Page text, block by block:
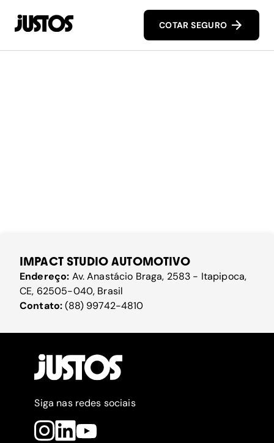
COTAR SEGURO
IMPACT STUDIO AUTOMOTIVO
Endereço: Av. Anastácio Braga, 2583 - Itapipoca,
CE, 62505-040, Brasil
Contato:(88) 99742-4810
Siga nas redes sociais